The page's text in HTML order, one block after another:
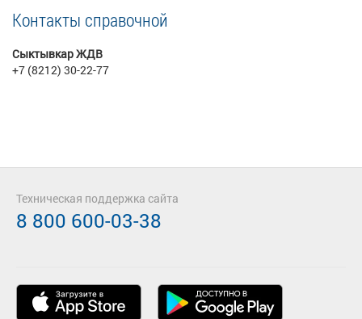
Контакты справочной
Сыктывкар ЖДВ
+7 (8212) 30-22-77
Техническая поддержка сайта
8 800 600-03-38